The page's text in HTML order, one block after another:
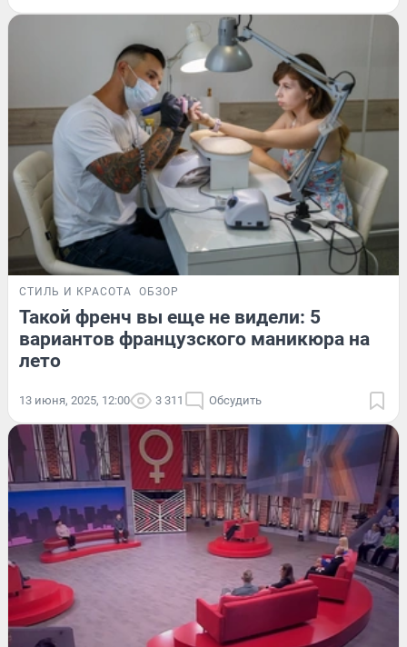
СТИЛЬ И КРАСОТА ОБЗОР
Такой френч вы еще не видели: 5
вариантов французского маникюра на
лето
13 июня, 2025, 12:00 3 311 Обсудить